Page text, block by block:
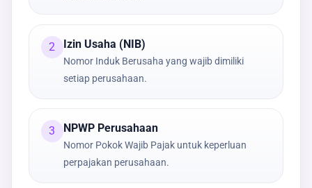
2 Izin Usaha (NIB)
Nomor Induk Berusaha yang wajib dimiliki
setiap perusahaan.
3 NPWP Perusahaan
Nomor Pokok Wajib Pajak untuk keperluan
perpajakan perusahaan.